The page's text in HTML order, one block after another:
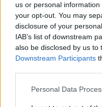
us or personal
your opt-out. You may
disclosure of your
IAB’s list of downstream
also be disclosed by us to
Downstream Participants
Please note that this
Personal Data
JNSZ megyei hírek
kunszentmárton,nyitás ,penny,
Egyetlen
tízezrei – már 80
2026.05.28. Horváth Zsolt